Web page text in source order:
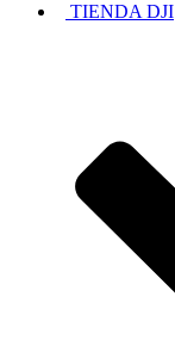
TIENDA DJI